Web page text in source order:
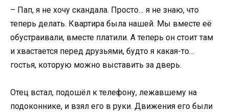
– Пап, я не хочу скандала. Просто… я не знаю, что
теперь делать. Квартира была нашей. Мы вместе её
обустраивали, вместе платили. А теперь он стоит там
и хвастается перед друзьями, будто я какая-то…
гостья, которую можно выставить за дверь.
Отец встал, подошёл к телефону, лежавшему на
подоконнике, и взял его в руки. Движения его были